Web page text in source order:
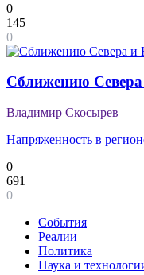
0
145
0
Сближению
Владимир Скосырев
Напряженность в
0
691
0
События
Реалии
Политика
Наука и